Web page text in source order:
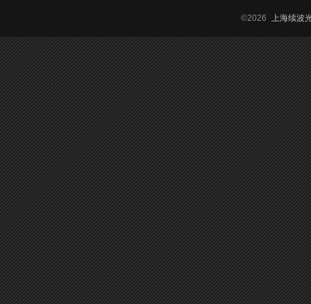
©2026 上海续波